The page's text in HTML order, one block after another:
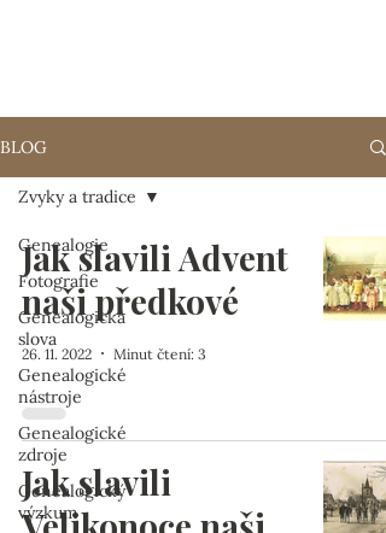
BLOG
Genealogie
Fotografie
Genealogická
slova
Genealogické
nástroje
Genealogické
zdroje
Genealogický
výzkum
Zvyky a tradice
Jak slavili Advent
naši předkové
26. 11. 2022 Minut čtení: 3
Jak slavili